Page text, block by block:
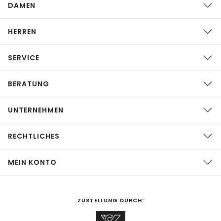
DAMEN
HERREN
SERVICE
BERATUNG
UNTERNEHMEN
RECHTLICHES
MEIN KONTO
ZUSTELLUNG DURCH: